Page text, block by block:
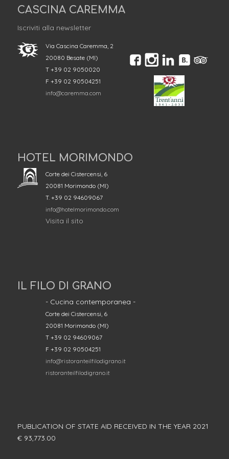
CASCINA CAREMMA
Iscriviti alla newsletter
Via Cascina Caremma, 2
20080 Besate (MI)
T +39 02 9050020
F +39 02 90504251
info@caremma.com
HOTEL MORIMONDO
Corte dei Cistercensi, 6
20081 Morimondo (MI)
T. +39 02 94609067
info@hotelmorimondo.com
Visita il sito
IL FILO DI GRANO
- Cucina contemporanea -
Corte dei Cistercensi, 6
20081 Morimondo (MI)
T +39 02 94609067
F +39 02 90504251
info@ristoranteilfilodigrano.it
ristoranteilfilodigrano.it
PUBLICATION OF STATE AID RECEIVED IN THE YEAR 2021
€ 93,773.00